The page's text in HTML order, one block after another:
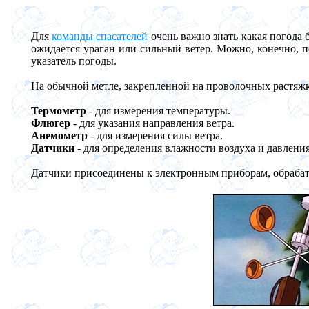
Для команды спасателей очень важно знать какая
ожидается ураган или сильный ветер. Можно, конечно,
указатель погоды.
На обычной метле, закрепленной на проволочных
Термометр- для измерения температуры.
Флюгер- для указания направления ветра.
Анемометр- для измерения силы ветра.
Датчики- для определения влажности воздуха и
Датчики присоединены к электронным приборам,